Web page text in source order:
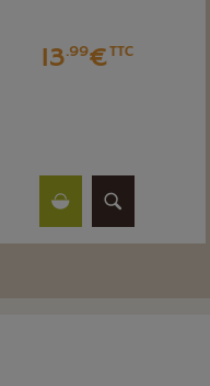
13.99€TTC